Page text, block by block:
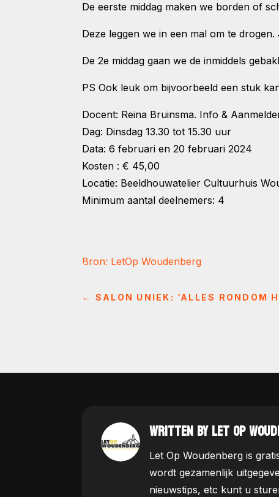
De eerste middag maken we borden of
Deze leggen we in een mal om te
De 2e middag gaan we de inmiddels
PS Ook leuk om bijvoorbeeld een stuk
Docent: Reina Bruinsma. Info &
Dag: Dinsdag 13.30 tot 15.30 uur
Data: 6 februari en 20 februari 2024
Kosten : € 45,00
Locatie: Beeldhouwatelier Cultuurhuis
Minimum aantal deelnemers: 4
Bron: LetOp Woudenberg
← SALON UNIEK: ‘ALLES RONDOM
WRITTEN BY LET OP
Let Op Woudenberg is
wordt gezamenlijk
nieuwstips, etc kunt u